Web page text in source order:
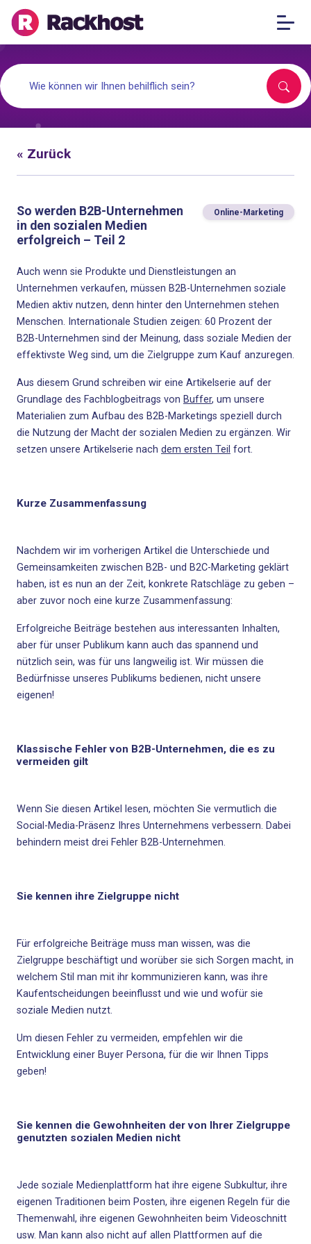
« Zurück
So werden B2B-Unternehmen
in den sozialen Medien
erfolgreich – Teil 2
Online-Marketing
Auch wenn sie Produkte und Dienstleistungen an
Unternehmen verkaufen, müssen B2B-Unternehmen soziale
Medien aktiv nutzen, denn hinter den Unternehmen stehen
Menschen. Internationale Studien zeigen: 60 Prozent der
B2B-Unternehmen sind der Meinung, dass soziale Medien der
effektivste Weg sind, um die Zielgruppe zum Kauf anzuregen.
Aus diesem Grund schreiben wir eine Artikelserie auf der
Grundlage des Fachblogbeitrags von Buffer, um unsere
Materialien zum Aufbau des B2B-Marketings speziell durch
die Nutzung der Macht der sozialen Medien zu ergänzen. Wir
setzen unsere Artikelserie nach dem ersten Teil fort.
Kurze Zusammenfassung
Nachdem wir im vorherigen Artikel die Unterschiede und
Gemeinsamkeiten zwischen B2B- und B2C-Marketing geklärt
haben, ist es nun an der Zeit, konkrete Ratschläge zu geben –
aber zuvor noch eine kurze Zusammenfassung:
Erfolgreiche Beiträge bestehen aus interessanten Inhalten,
aber für unser Publikum kann auch das spannend und
nützlich sein, was für uns langweilig ist. Wir müssen die
Bedürfnisse unseres Publikums bedienen, nicht unsere
eigenen!
Klassische Fehler von B2B-Unternehmen, die es zu
vermeiden gilt
Wenn Sie diesen Artikel lesen, möchten Sie vermutlich die
Social-Media-Präsenz Ihres Unternehmens verbessern. Dabei
behindern meist drei Fehler B2B-Unternehmen.
Sie kennen ihre Zielgruppe nicht
Für erfolgreiche Beiträge muss man wissen, was die
Zielgruppe beschäftigt und worüber sie sich Sorgen macht, in
welchem Stil man mit ihr kommunizieren kann, was ihre
Kaufentscheidungen beeinflusst und wie und wofür sie
soziale Medien nutzt.
Um diesen Fehler zu vermeiden, empfehlen wir die
Entwicklung einer Buyer Persona, für die wir Ihnen Tipps
geben!
Sie kennen die Gewohnheiten der von Ihrer Zielgruppe
genutzten sozialen Medien nicht
Jede soziale Medienplattform hat ihre eigene Subkultur, ihre
eigenen Traditionen beim Posten, ihre eigenen Regeln für die
Themenwahl, ihre eigenen Gewohnheiten beim Videoschnitt
usw. Man kann also nicht auf allen Plattformen auf die